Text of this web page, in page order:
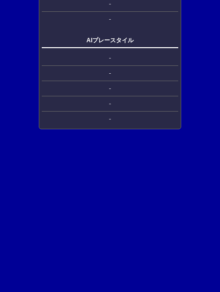
-
-
AIプレースタイル
-
-
-
-
-